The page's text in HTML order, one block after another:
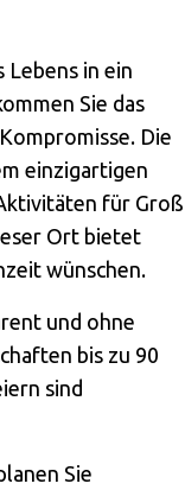
Lebens in ein
Sie das
Die
einzigartigen
für Groß
Ort bietet
wünschen.
und ohne
bis zu 90
sind
Sie